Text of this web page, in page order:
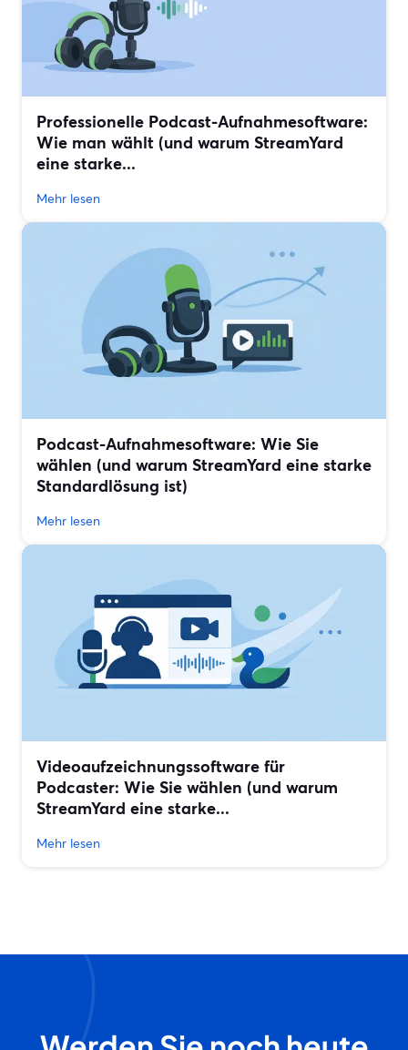
Professionelle Podcast-Aufnahmesoftware:
Wie man wählt (und warum StreamYard
eine starke...
Mehr lesen
Podcast-Aufnahmesoftware: Wie Sie
wählen (und warum StreamYard eine starke
Standardlösung ist)
Mehr lesen
Videoaufzeichnungssoftware für
Podcaster: Wie Sie wählen (und warum
StreamYard eine starke...
Mehr lesen